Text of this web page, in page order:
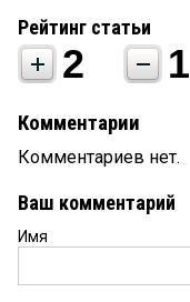
Рейтинг статьи
2 1
Комментарии
Комментариев нет.
Ваш комментарий
Имя